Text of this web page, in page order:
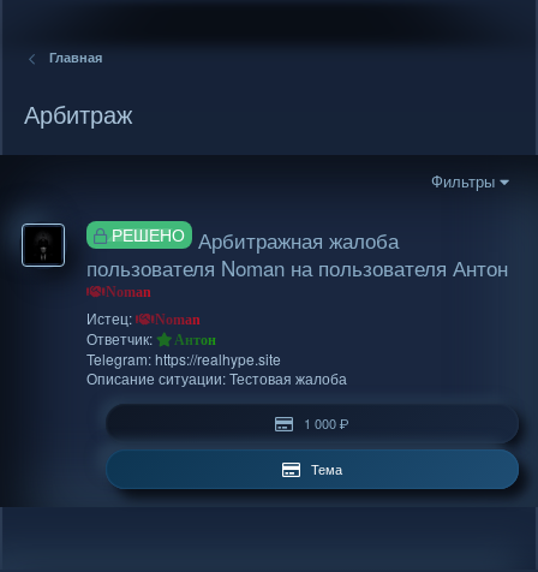
Главная
Арбитраж
Фильтры
Р
Е
Ш
Е
Н
О
РЕШЕНО Арбитражная жалоба
пользователя Noman на пользователя Антон
Noman
Истец: Noman
Ответчик: Антон
Telegram: https://realhype.site
Описание ситуации: Тестовая жалоба
1 000 ₽
Тема